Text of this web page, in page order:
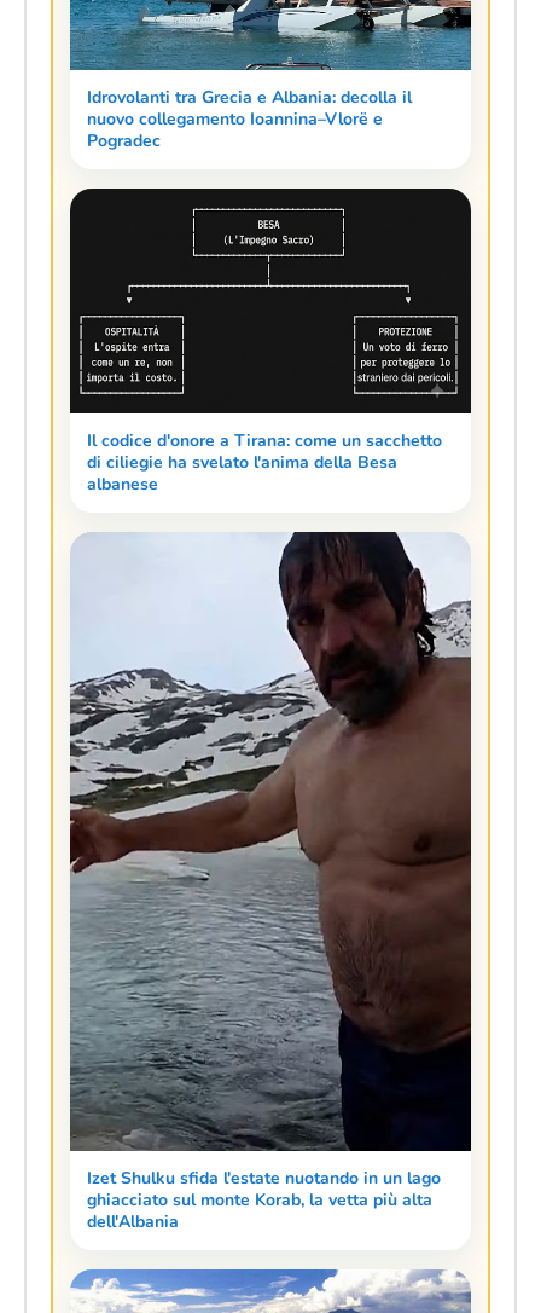
Idrovolanti tra Grecia e Albania: decolla il
nuovo collegamento Ioannina–Vlorë e
Pogradec
Il codice d'onore a Tirana: come un sacchetto
di ciliegie ha svelato l'anima della Besa
albanese
Izet Shulku sfida l'estate nuotando in un lago
ghiacciato sul monte Korab, la vetta più alta
dell'Albania